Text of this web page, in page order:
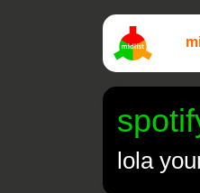
lola